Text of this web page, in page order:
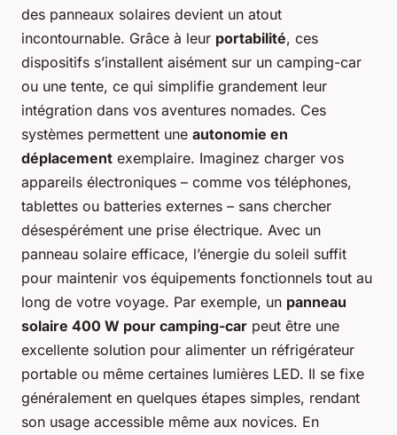
des panneaux solaires devient un atout
incontournable. Grâce à leur portabilité, ces
dispositifs s’installent aisément sur un camping-car
ou une tente, ce qui simplifie grandement leur
intégration dans vos aventures nomades. Ces
systèmes permettent une autonomie en
déplacement exemplaire. Imaginez charger vos
appareils électroniques – comme vos téléphones,
tablettes ou batteries externes – sans chercher
désespérément une prise électrique. Avec un
panneau solaire efficace, l’énergie du soleil suffit
pour maintenir vos équipements fonctionnels tout au
long de votre voyage. Par exemple, un panneau
solaire 400 W pour camping-car peut être une
excellente solution pour alimenter un réfrigérateur
portable ou même certaines lumières LED. Il se fixe
généralement en quelques étapes simples, rendant
son usage accessible même aux novices. En